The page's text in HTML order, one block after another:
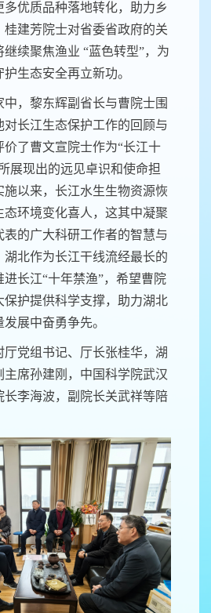
优质品种落地转化，助力乡
建芳院士对省委省政府的关
继续聚焦渔业 “蓝色转型”，为
生态安全再立新功。
中，黎东辉副省长与曹院士围
对长江生态保护工作的回顾与
价了曹文宣院士作为“长江十
展现出的远见卓识和使命担
施以来，长江水生生物资源恢
态环境变化喜人，这其中凝聚
的广大科研工作者的智慧与
湖北作为长江干线流经最长的
进长江“十年禁渔”，希望曹院
护提供科学支撑，助力湖北
发展中奋勇争先。
党组书记、厅长张桂华， 湖
主席孙建刚， 中国科学院武汉
长李海波，副院长关武祥等陪